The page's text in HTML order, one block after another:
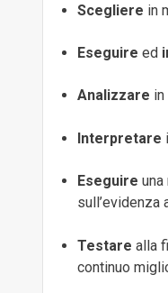
Scegliere in
Eseguire ed
Analizzare
Interpretare
Eseguire
Testare alla
continuo